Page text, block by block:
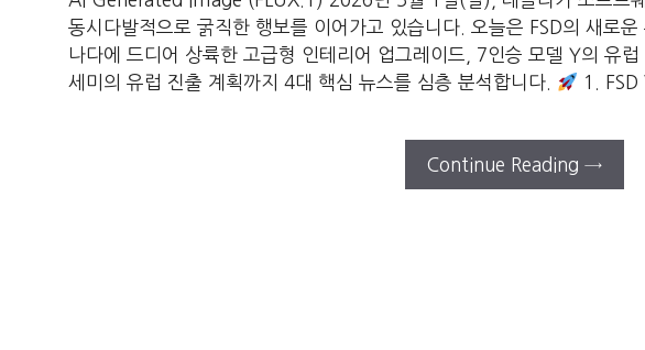
동시다발적으로 굵직한 행보를 이어가고 있습니다. 오늘은 FSD의 새로운
나다에 드디어 상륙한 고급형 인테리어 업그레이드, 7인승 모델 Y의 유
세미의 유럽 진출 계획까지 4대 핵심 뉴스를 심층 분석합니다.
1. FSD
Continue Reading →